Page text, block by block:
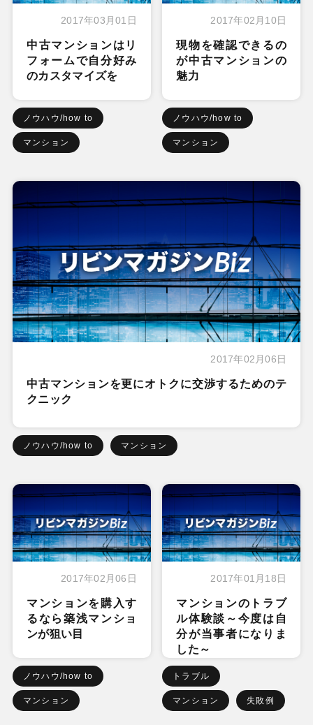
2017年03月01日
中古マンションはリ
フォームで自分好み
のカスタマイズを
ノウハウ/how to
マンション
2017年02月10日
現物を確認できるの
が中古マンションの
魅力
ノウハウ/how to
マンション
2017年02月06日
中古マンションを更にオトクに交渉するためのテ
クニック
ノウハウ/how to マンション
2017年02月06日
マンションを購入す
るなら築浅マンショ
ンが狙い目
ノウハウ/how to
マンション
2017年01月18日
マンションのトラブ
ル体験談～今度は自
分が当事者になりま
した～
トラブル
マンション 失敗例